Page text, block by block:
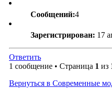
Сообщений:4
Зарегистрирован: 17
Ответить
1 сообщение • Страница 1 из
Вернуться в Современные